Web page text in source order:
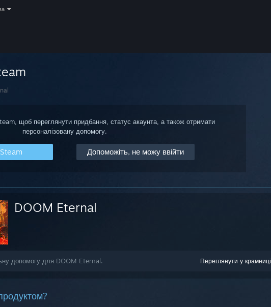
щоб переглянути придбання, статус акаунта, а також отримати
персоналізовану допомогу.
Допоможіть, не можу ввійти
DOOM Eternal
Переглянути у крамниці
допомогу для DOOM Eternal.